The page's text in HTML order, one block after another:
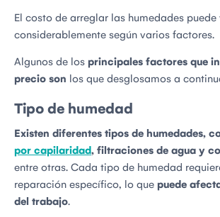
El costo de arreglar las humedades
considerablemente según varios factores.
Algunos de los principales factores que
precio son los que desglosamos a
Tipo de humedad
Existen diferentes tipos de humedades,
por capilaridad, filtraciones de agua y
entre otras. Cada tipo de humedad
reparación específico, lo que puede
del trabajo.